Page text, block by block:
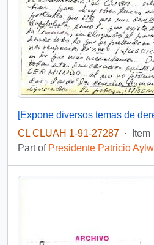
CL CLUAH 1-91-27287 · Item
Part of Presidente Patricio